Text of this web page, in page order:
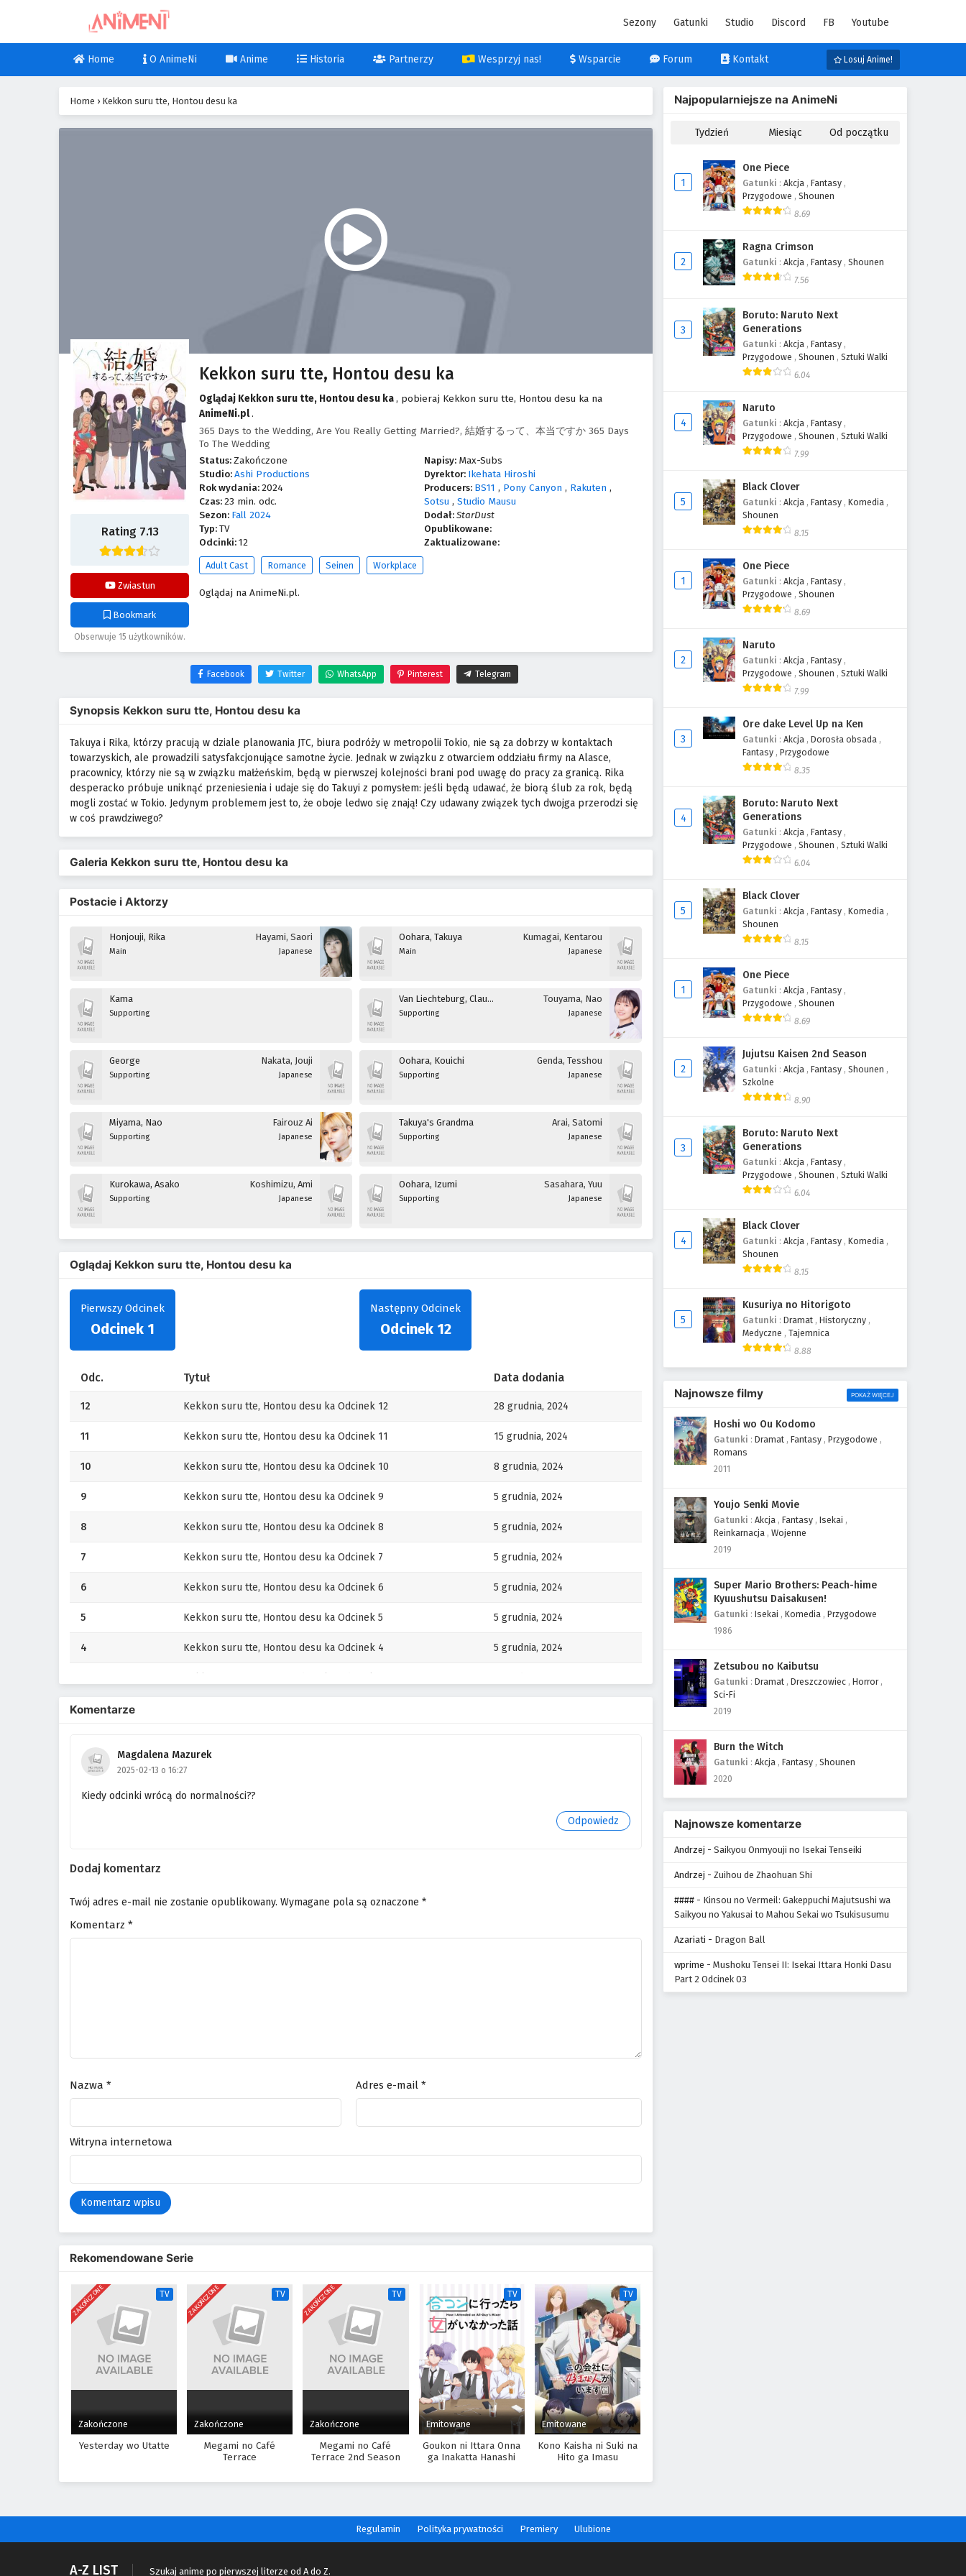
Sezony Gatunki Studio Discord FB Youtube
Home O AnimeNi Anime Historia Partnerzy Wesprzyj nas! Wsparcie Forum Kontakt Losuj Anime!
Home › Kekkon suru tte, Hontou desu ka
Rating 7.13
Zwiastun
Bookmark
Obserwuje 15 użytkowników.
Kekkon suru tte, Hontou desu ka
Oglądaj Kekkon suru tte, Hontou desu ka, pobieraj Kekkon suru tte, Hontou desu ka na
AnimeNi.pl.
365 Days to the Wedding, Are You Really Getting Married?, 結婚するって、本当ですか 365 Days
To The Wedding
Status:Zakończone
Studio:Ashi Productions
Rok wydania:2024
Czas:23 min. odc.
Sezon: Fall 2024
Typ:TV
Odcinki:12
Napisy: Max-Subs
Dyrektor: Ikehata Hiroshi
Producers: BS11 , Pony Canyon , Rakuten ,
Sotsu , Studio Mausu
Dodał:StarDust
Opublikowane:
Zaktualizowane:
Adult Cast Romance Seinen Workplace
Oglądaj na AnimeNi.pl.
Facebook Twitter WhatsApp Pinterest Telegram
Synopsis Kekkon suru tte, Hontou desu ka
Takuya i Rika, którzy pracują w dziale planowania JTC, biura podróży w metropolii Tokio, nie są za dobrzy w kontaktach
towarzyskich, ale prowadzili satysfakcjonujące samotne życie. Jednak w związku z otwarciem oddziału firmy na Alasce,
pracownicy, którzy nie są w związku małżeńskim, będą w pierwszej kolejności brani pod uwagę do pracy za granicą. Rika
desperacko próbuje uniknąć przeniesienia i udaje się do Takuyi z pomysłem: jeśli będą udawać, że biorą ślub za rok, będą
mogli zostać w Tokio. Jedynym problemem jest to, że oboje ledwo się znają! Czy udawany związek tych dwojga przerodzi się
w coś prawdziwego?
Galeria Kekkon suru tte, Hontou desu ka
Postacie i Aktorzy
Honjouji, Rika
Main
Hayami, Saori
Japanese
Oohara, Takuya
Main
Kumagai, Kentarou
Japanese
Kama
Supporting
Van Liechteburg, Claudia Maria
Supporting
Touyama, Nao
Japanese
George
Supporting
Nakata, Jouji
Japanese
Oohara, Kouichi
Supporting
Genda, Tesshou
Japanese
Miyama, Nao
Supporting
Fairouz Ai
Japanese
Takuya's Grandma
Supporting
Arai, Satomi
Japanese
Kurokawa, Asako
Supporting
Koshimizu, Ami
Japanese
Oohara, Izumi
Supporting
Sasahara, Yuu
Japanese
Oglądaj Kekkon suru tte, Hontou desu ka
Pierwszy Odcinek
Odcinek 1
Następny Odcinek
Odcinek 12
Odc. Tytuł Data dodania
12 Kekkon suru tte, Hontou desu ka Odcinek 12 28 grudnia, 2024
11 Kekkon suru tte, Hontou desu ka Odcinek 11 15 grudnia, 2024
10 Kekkon suru tte, Hontou desu ka Odcinek 10 8 grudnia, 2024
9 Kekkon suru tte, Hontou desu ka Odcinek 9 5 grudnia, 2024
8 Kekkon suru tte, Hontou desu ka Odcinek 8 5 grudnia, 2024
7 Kekkon suru tte, Hontou desu ka Odcinek 7 5 grudnia, 2024
6 Kekkon suru tte, Hontou desu ka Odcinek 6 5 grudnia, 2024
5 Kekkon suru tte, Hontou desu ka Odcinek 5 5 grudnia, 2024
4 Kekkon suru tte, Hontou desu ka Odcinek 4 5 grudnia, 2024
2
Komentarze
Magdalena Mazurek
2025-02-13 o 16:27
Kiedy odcinki wrócą do normalności??
Odpowiedz
Dodaj komentarz
Twój adres e-mail nie zostanie opublikowany. Wymagane pola są oznaczone *
Komentarz *
Nazwa * Adres e-mail *
Witryna internetowa
Rekomendowane Serie
ZAKOŃCZONE TV
Zakończone
Yesterday wo Utatte
ZAKOŃCZONE TV
Zakończone
Megami no Café
Terrace
ZAKOŃCZONE TV
Zakończone
Megami no Café
Terrace 2nd Season
TV
Emitowane
Goukon ni Ittara Onna
ga Inakatta Hanashi
TV
Emitowane
Kono Kaisha ni Suki na
Hito ga Imasu
Najpopularniejsze na AnimeNi
Tydzień Miesiąc Od początku
1
One Piece
Gatunki : Akcja , Fantasy ,
Przygodowe , Shounen
8.69
2
Ragna Crimson
Gatunki : Akcja , Fantasy , Shounen
7.56
3
Boruto: Naruto Next
Generations
Gatunki : Akcja , Fantasy ,
Przygodowe , Shounen , Sztuki Walki
6.04
4
Naruto
Gatunki : Akcja , Fantasy ,
Przygodowe , Shounen , Sztuki Walki
7.99
5
Black Clover
Gatunki : Akcja , Fantasy , Komedia ,
Shounen
8.15
1
One Piece
Gatunki : Akcja , Fantasy ,
Przygodowe , Shounen
8.69
2
Naruto
Gatunki : Akcja , Fantasy ,
Przygodowe , Shounen , Sztuki Walki
7.99
3
Ore dake Level Up na Ken
Gatunki : Akcja , Dorosła obsada ,
Fantasy , Przygodowe
8.35
4
Boruto: Naruto Next
Generations
Gatunki : Akcja , Fantasy ,
Przygodowe , Shounen , Sztuki Walki
6.04
5
Black Clover
Gatunki : Akcja , Fantasy , Komedia ,
Shounen
8.15
1
One Piece
Gatunki : Akcja , Fantasy ,
Przygodowe , Shounen
8.69
2
Jujutsu Kaisen 2nd Season
Gatunki : Akcja , Fantasy , Shounen ,
Szkolne
8.90
3
Boruto: Naruto Next
Generations
Gatunki : Akcja , Fantasy ,
Przygodowe , Shounen , Sztuki Walki
6.04
4
Black Clover
Gatunki : Akcja , Fantasy , Komedia ,
Shounen
8.15
5
Kusuriya no Hitorigoto
Gatunki : Dramat , Historyczny ,
Medyczne , Tajemnica
8.88
Najnowsze filmy POKAŻ WIĘCEJ
Hoshi wo Ou Kodomo
Gatunki : Dramat , Fantasy , Przygodowe ,
Romans
2011
Youjo Senki Movie
Gatunki : Akcja , Fantasy , Isekai ,
Reinkarnacja , Wojenne
2019
Super Mario Brothers: Peach-hime
Kyuushutsu Daisakusen!
Gatunki : Isekai , Komedia , Przygodowe
1986
Zetsubou no Kaibutsu
Gatunki : Dramat , Dreszczowiec , Horror ,
Sci-Fi
2019
Burn the Witch
Gatunki : Akcja , Fantasy , Shounen
2020
Najnowsze komentarze
Andrzej - Saikyou Onmyouji no Isekai Tenseiki
Andrzej - Zuihou de Zhaohuan Shi
#### - Kinsou no Vermeil: Gakeppuchi Majutsushi wa
Saikyou no Yakusai to Mahou Sekai wo Tsukisusumu
Azariati - Dragon Ball
wprime - Mushoku Tensei II: Isekai Ittara Honki Dasu
Part 2 Odcinek 03
Regulamin Polityka prywatności Premiery Ulubione
A-Z LIST Szukaj anime po pierwszej literze od A do Z.